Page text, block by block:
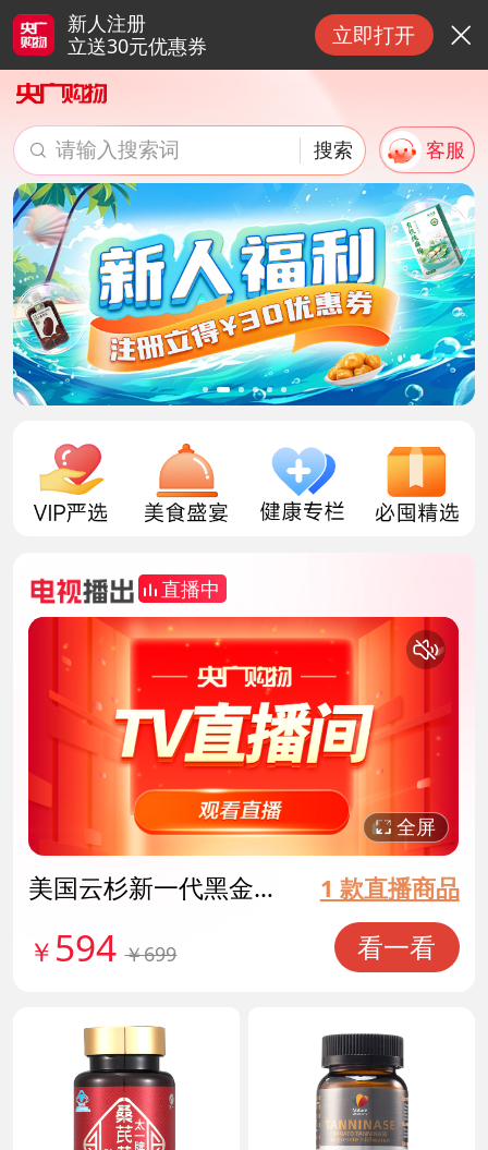
新人注册
立送30元优惠券
立即打开 
 请输入搜索词 搜索 搜索 客服
直播中
This
is
window.
网络错误导致视频下载中途失败。
Error Code : 14
关
闭
窗
全屏
美国云杉新一代黑金原
1 款直播商品
￥ 594 ￥699 看一看